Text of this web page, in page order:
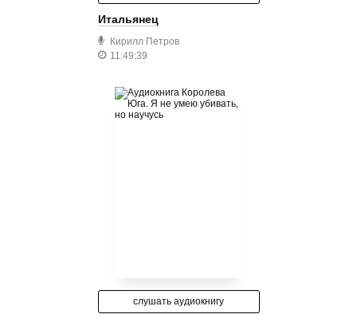
Итальянец
Кирилл Петров
11:49:39
слушать аудиокнигу